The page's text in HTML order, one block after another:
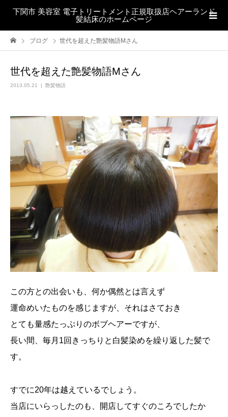
下関市 美容室 電子トリートメント正規取扱店ヘアーランド
髪結床のホームページ
ブログ 世代を超えた艶髪物語Mさん
世代を超えた艶髪物語Mさん
2013.05.21 艶髪物語
この方との出会いも、何か偶然とは言えず
運命めいたものを感じますが、それはさておき
とても量感たっぷりのボブヘアーですが、
長い間、毎月1回きっちりと白髪染めを繰り返した髪で
す。
すでに20年は越えているでしょう。
当店にいらっしたのも、開店してすぐのころでしたか